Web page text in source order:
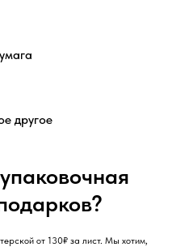
другое
от 130₽ за лист. Мы хотим,